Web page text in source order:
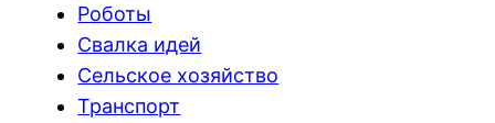
Роботы
Свалка идей
Сельское хозяйство
Транспорт